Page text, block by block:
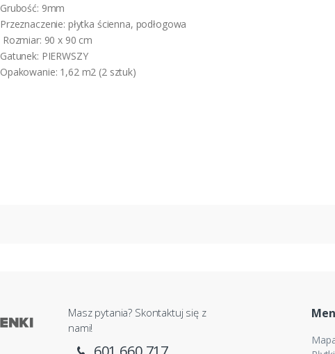
Grubość: 9mm
Przeznaczenie: płytka ścienna, podłogowa
Rozmiar: 90 x 90 cm
Gatunek: PIERWSZY
Opakowanie: 1,62 m2 (2 sztuk)
Masz pytania? Skontaktuj się z
nami!